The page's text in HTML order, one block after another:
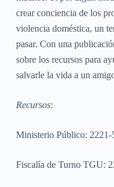
crear conciencia de los
violencia doméstica, un
pasar. Con una
sobre los recursos para
salvarle la vida a un
Recursos:
Ministerio Público: 2221-
Fiscalía de Turno TGU: